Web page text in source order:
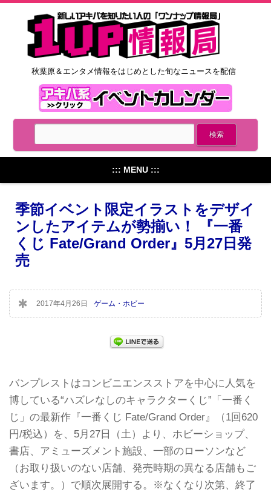
秋葉原＆エンタメ情報をはじめとした旬なニュースを配信
::: MENU :::
季節イベント限定イラストをデザイ
ンしたアイテムが勢揃い！ 『一番
くじ Fate/Grand Order』5月27日発
売
2017年4月26日 ゲーム・ホビー
バンプレストはコンビニエンスストアを中心に人気を
博している“ハズレなしのキャラクターくじ”「一番く
じ」の最新作『一番くじ Fate/Grand Order』（1回620
円/税込）を、5月27日（土）より、ホビーショップ、
書店、アミューズメント施設、一部のローソンなど
（お取り扱いのない店舗、発売時期の異なる店舗もご
ざいます。）で順次展開する。※なくなり次第、終了